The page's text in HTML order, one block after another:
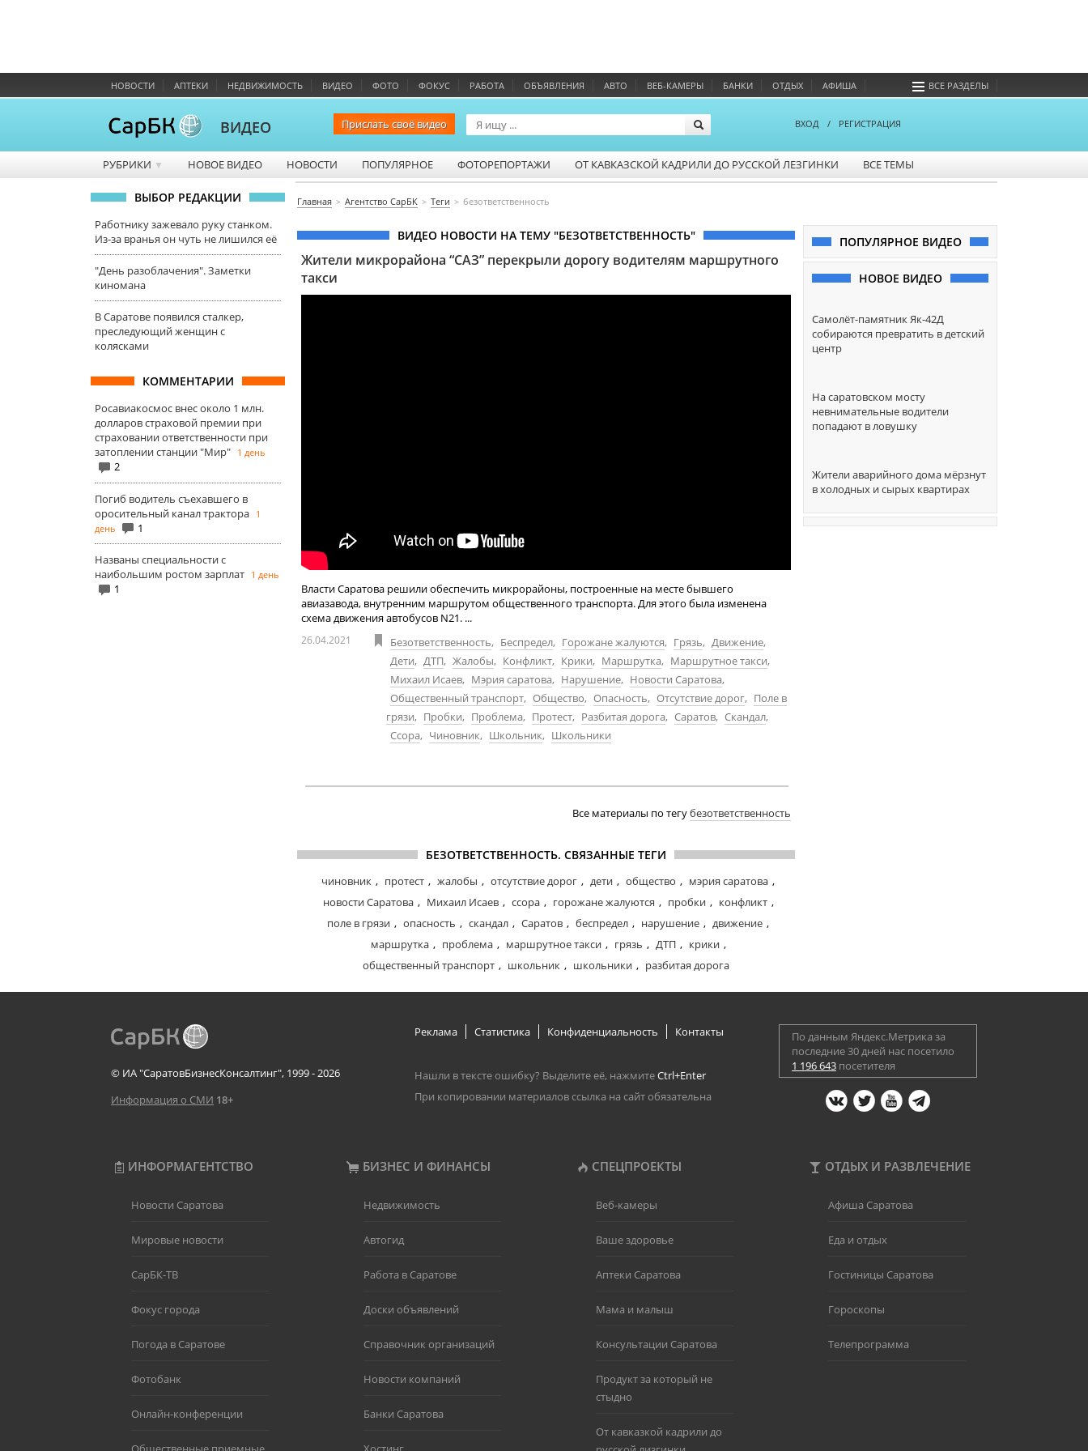
НОВОСТИ АПТЕКИ НЕДВИЖИМОСТЬ ВИДЕО ФОТО ФОКУС РАБОТА ОБЪЯВЛЕНИЯ АВТО ВЕБ-КАМЕРЫ БАНКИ ОТДЫХ АФИША ВСЕ РАЗДЕЛЫ
ВИДЕО Прислать своё видео ВХОД / РЕГИСТРАЦИЯ
РУБРИКИ ▼ НОВОЕ ВИДЕО НОВОСТИ ПОПУЛЯРНОЕ ФОТОРЕПОРТАЖИ ОТ КАВКАЗСКОЙ КАДРИЛИ ДО РУССКОЙ ЛЕЗГИНКИ ВСЕ ТЕМЫ
ВЫБОР РЕДАКЦИИ
Работнику зажевало руку станком.
Из-за вранья он чуть не лишился её
"День разоблачения". Заметки
киномана
В Саратове появился сталкер,
преследующий женщин с
колясками
КОММЕНТАРИИ
Росавиакосмос внес около 1 млн.
долларов страховой премии при
страховании ответственности при
затоплении станции "Мир" 1 день
2
Погиб водитель съехавшего в
оросительный канал трактора 1
день
1
Названы специальности с
наибольшим ростом зарплат 1 день
1
Главная Агентство СарБК Теги безответственность
ВИДЕО НОВОСТИ НА ТЕМУ "БЕЗОТВЕТСТВЕННОСТЬ"
Жители микрорайона “САЗ” перекрыли дорогу водителям маршрутного
такси
Власти Саратова решили обеспечить микрорайоны, построенные на месте бывшего
авиазавода, внутренним маршрутом общественного транспорта. Для этого была изменена
схема движения автобусов N21. ...
26.04.2021 Безответственность, Беспредел, Горожане жалуются, Грязь, Движение,
Дети, ДТП, Жалобы, Конфликт, Крики, Маршрутка, Маршрутное такси,
Михаил Исаев, Мэрия саратова, Нарушение, Новости Саратова,
Общественный транспорт, Общество, Опасность, Отсутствие дорог, Поле в
грязи, Пробки, Проблема, Протест, Разбитая дорога, Саратов, Скандал,
Ссора, Чиновник, Школьник, Школьники
Все материалы по тегубезответственность
БЕЗОТВЕТСТВЕННОСТЬ. СВЯЗАННЫЕ ТЕГИ
чиновник , протест , жалобы , отсутствие дорог , дети , общество , мэрия саратова ,
новости Саратова , Михаил Исаев , ссора , горожане жалуются , пробки , конфликт ,
поле в грязи , опасность , скандал , Саратов , беспредел , нарушение , движение ,
маршрутка , проблема , маршрутное такси , грязь , ДТП , крики ,
общественный транспорт , школьник , школьники , разбитая дорога
ПОПУЛЯРНОЕ ВИДЕО
НОВОЕ ВИДЕО
Самолёт-памятник Як-42Д
собираются превратить в детский
центр
На саратовском мосту
невнимательные водители
попадают в ловушку
Жители аварийного дома мёрзнут
в холодных и сырых квартирах
© ИА "СаратовБизнесКонсалтинг", 1999 - 2026
Информация о СМИ 18+
Реклама Статистика Конфиденциальность Контакты
Нашли в тексте ошибку? Выделите её, нажмитеCtrl+Enter
При копировании материалов ссылка на сайт обязательна
По данным Яндекс.Метрика за
последние 30 дней нас посетило
1 196 643 посетителя
ИНФОРМАГЕНТСТВО БИЗНЕС И ФИНАНСЫ СПЕЦПРОЕКТЫ ОТДЫХ И РАЗВЛЕЧЕНИЕ
Новости Саратова
Мировые новости
СарБК-ТВ
Фокус города
Погода в Саратове
Фотобанк
Онлайн-конференции
Недвижимость
Автогид
Работа в Саратове
Доски объявлений
Справочник организаций
Новости компаний
Банки Саратова
Веб-камеры
Ваше здоровье
Аптеки Саратова
Мама и малыш
Консультации Саратова
Продукт за который не
стыдно
От кавказкой кадрили до
Афиша Саратова
Еда и отдых
Гостиницы Саратова
Гороскопы
Телепрограмма